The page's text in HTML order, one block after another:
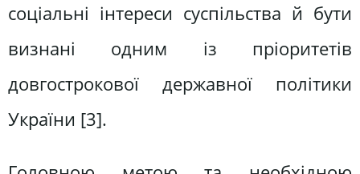
соціальні інтереси суспільства й бути
визнані одним із пріоритетів
довгострокової державної політики
України [3].